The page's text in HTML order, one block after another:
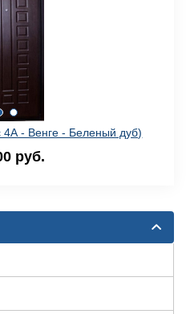
- Венге - Беленый дуб)
руб.